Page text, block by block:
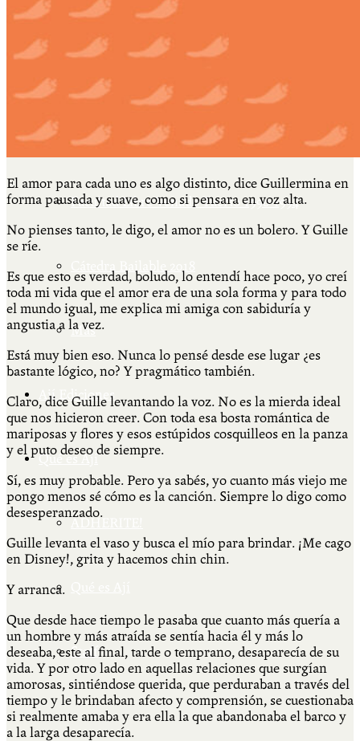
AJÍ EN YOUTUBE
Feria del Libro Venado Tuerto 2022-2025
Facultad Libre Venado Tuerto 1990-1994
Más
Ají Ediciones
Qué es Ají
ADHERITE!
Staff
El amor para cada uno es algo distinto, dice Guillermina en
forma pausada y suave, como si pensara en voz alta.
No pienses tanto, le digo, el amor no es un bolero. Y Guille
se ríe.
Es que esto es verdad, boludo, lo entendí hace poco, yo creí
toda mi vida que el amor era de una sola forma y para todo
el mundo igual, me explica mi amiga con sabiduría y
angustia a la vez.
Está muy bien eso. Nunca lo pensé desde ese lugar ¿es
bastante lógico, no? Y pragmático también.
Claro, dice Guille levantando la voz. No es la mierda ideal
que nos hicieron creer. Con toda esa bosta romántica de
mariposas y flores y esos estúpidos cosquilleos en la panza
y el puto deseo de siempre.
Sí, es muy probable. Pero ya sabés, yo cuanto más viejo me
pongo menos sé cómo es la canción. Siempre lo digo como
desesperanzado.
Guille levanta el vaso y busca el mío para brindar. ¡Me cago
en Disney!, grita y hacemos chin chin.
Y arranca.
Que desde hace tiempo le pasaba que cuanto más quería a
un hombre y más atraída se sentía hacia él y más lo
deseaba, este al final, tarde o temprano, desaparecía de su
vida. Y por otro lado en aquellas relaciones que surgían
amorosas, sintiéndose querida, que perduraban a través del
tiempo y le brindaban afecto y comprensión, se cuestionaba
si realmente amaba y era ella la que abandonaba el barco y
a la larga desaparecía.